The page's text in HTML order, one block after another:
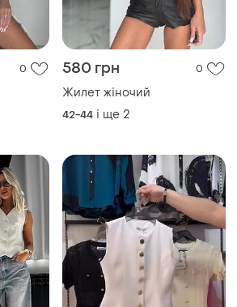
0 580 грн 0
Жилет жіночий
42-44 і ще 2